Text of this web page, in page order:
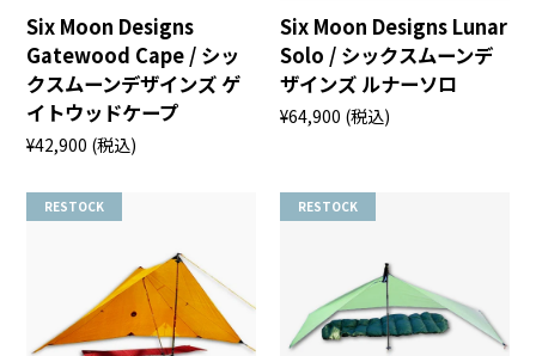
Six Moon Designs
Gatewood Cape / シッ
クスムーンデザインズ ゲ
イトウッドケープ
¥42,900 (税込)
Six Moon Designs Lunar
Solo / シックスムーンデ
ザインズ ルナーソロ
¥64,900 (税込)
RESTOCK RESTOCK